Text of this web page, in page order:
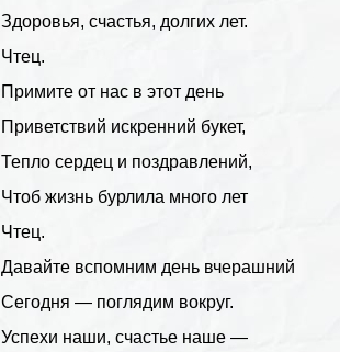
Здоровья, счастья, долгих лет.
Чтец.
Примите от нас в этот день
Приветствий искренний букет,
Тепло сердец и поздравлений,
Чтоб жизнь бурлила много лет
Чтец.
Давайте вспомним день вчерашний
Сегодня — поглядим вокруг.
Успехи наши, счастье наше —